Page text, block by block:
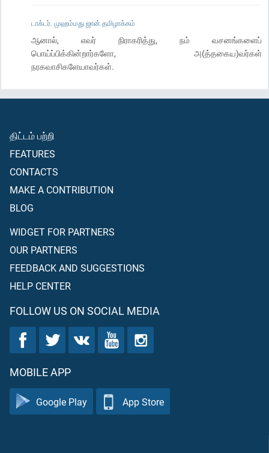
டாக்டர். முஹம்மது ஜான் தமிழாக்கம்
ஆனால், எவர் நிராகரித்து, நம் வசனங்களைப்
பொய்ப்பிக்கின்றார்களோ, அ(த்தகைய)வர்கள்
நரகவாசிகளேயாவர்கள்.
திட்டம் பற்றி
FEATURES
CONTACTS
MAKE A CONTRIBUTION
BLOG
WIDGET FOR PARTNERS
OUR PARTNERS
FEEDBACK AND SUGGESTIONS
HELP CENTER
FOLLOW US ON SOCIAL MEDIA
MOBILE APP
Google Play App Store